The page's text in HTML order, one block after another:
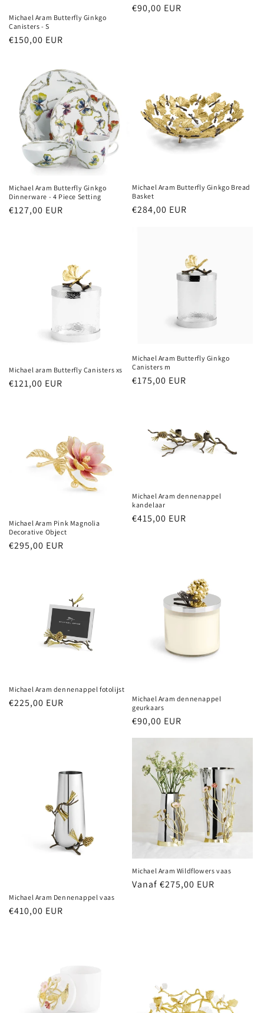
Michael Aram Butterfly Ginkgo
Canisters - S
Normale
€150,00 EUR
Normale
€90,00 EUR
Michael Aram Butterfly Ginkgo
Dinnerware - 4 Piece Setting
Normale
€127,00 EUR
Michael Aram Butterfly Ginkgo Bread
Basket
Normale
€284,00 EUR
Michael aram Butterfly Canisters xs
Normale
€121,00 EUR
Michael Aram Butterfly Ginkgo
Canisters m
Normale
€175,00 EUR
Michael Aram Pink Magnolia
Decorative Object
Normale
€295,00 EUR
Michael Aram dennenappel
kandelaar
Normale
€415,00 EUR
Michael Aram dennenappel fotolijst
Normale
€225,00 EUR
Michael Aram dennenappel
geurkaars
Normale
€90,00 EUR
Michael Aram Dennenappel vaas
Normale
€410,00 EUR
Michael Aram Wildflowers vaas
Normale
Vanaf €275,00 EUR